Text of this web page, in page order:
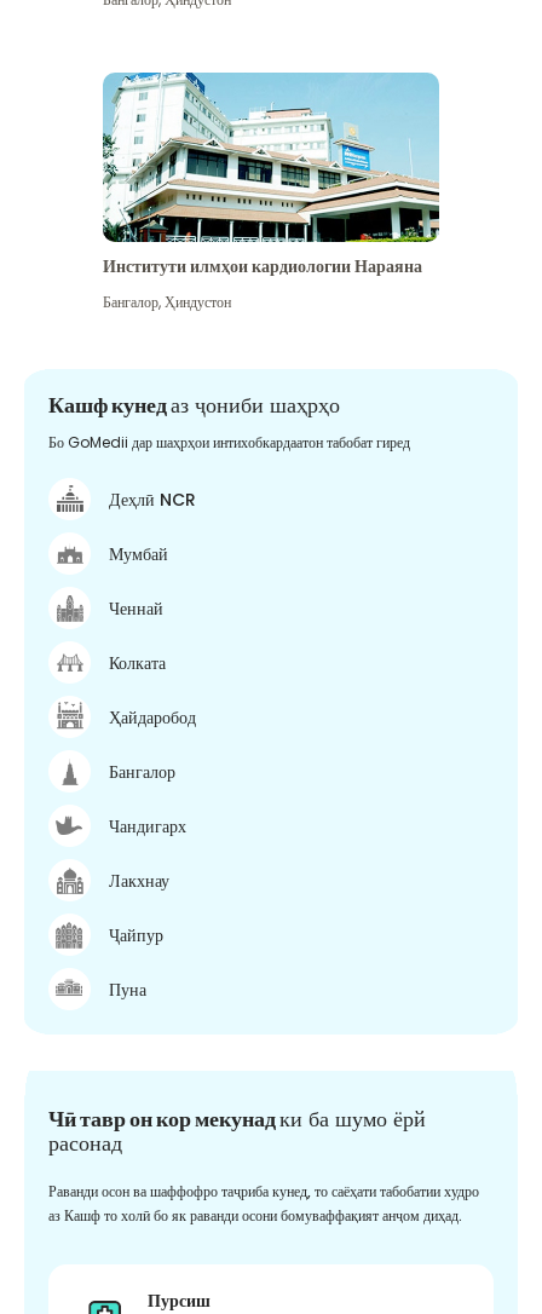
Институти илмҳои кардиологии Нараяна
Бангалор,Ҳиндустон
Кашф кунедаз ҷониби шаҳрҳо
Бо GoMedii дар шаҳрҳои интихобкардаатон табобат гиред
Деҳлӣ NCR
Мумбай
Ченнай
Колката
Ҳайдаробод
Бангалор
Чандигарх
Лакхнау
Ҷайпур
Пуна
Чӣ тавр он кор мекунадки ба шумо ёрй
расонад
Раванди осон ва шаффофро таҷриба кунед, то саёҳати табобатии худро
аз Кашф то холӣ бо як раванди осони бомуваффақият анҷом диҳад.
Пурсиш